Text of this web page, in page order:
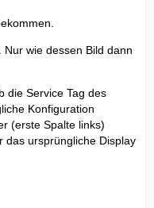
wie dessen Bild dann
die Service Tag des
Konfiguration
(erste Spalte links)
das ursprüngliche Display